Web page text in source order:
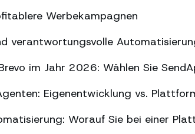
Werbekampagnen
verantwortungsvolle
im Jahr 2026: Wählen Sie
Eigenentwicklung vs.
Worauf Sie bei einer